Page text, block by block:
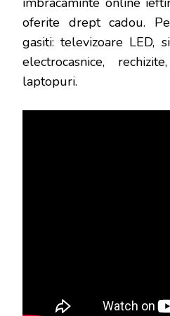
oferite drept cadou.
gasiti: televizoare LED,
electrocasnice,
laptopuri.